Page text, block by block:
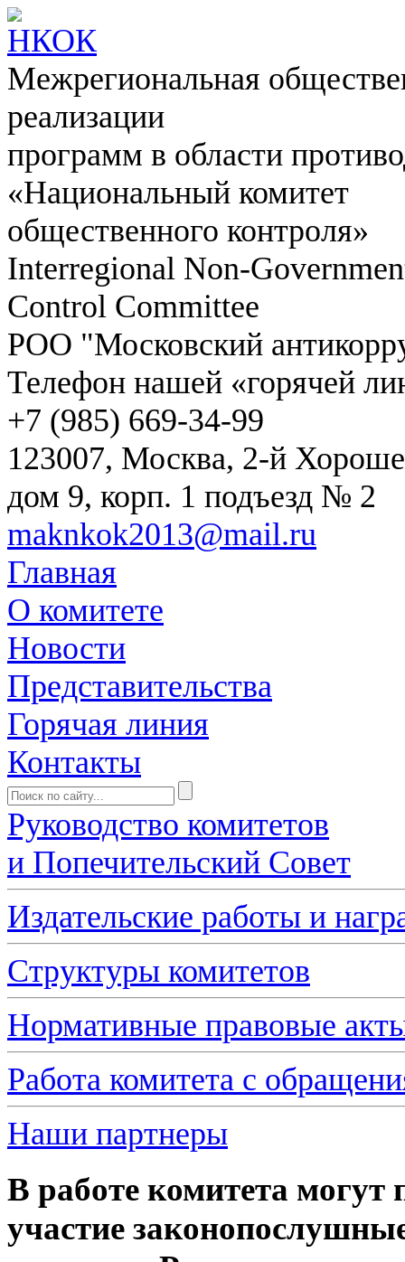
Межрегиональная
реализации
программ в области
«Национальный комитет
общественного контроля»
Interregional Non-
Control Committee
РОО "Московский
Телефон нашей «горячей
+7 (985) 669-34-99
123007, Москва, 2-й
дом 9, корп. 1 подъезд № 2
maknkok2013@mail.ru
Главная
О комитете
Новости
Представительства
Горячая линия
Контакты
Руководство комитетов
и Попечительский Совет
Издательские работы и
Структуры комитетов
Нормативные правовые
Работа комитета с
Наши партнеры
В работе комитета могут
участие